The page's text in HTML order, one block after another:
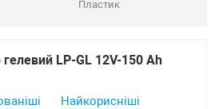
Пластик
LP-GL 12V-150 Ah
Найкорисніші